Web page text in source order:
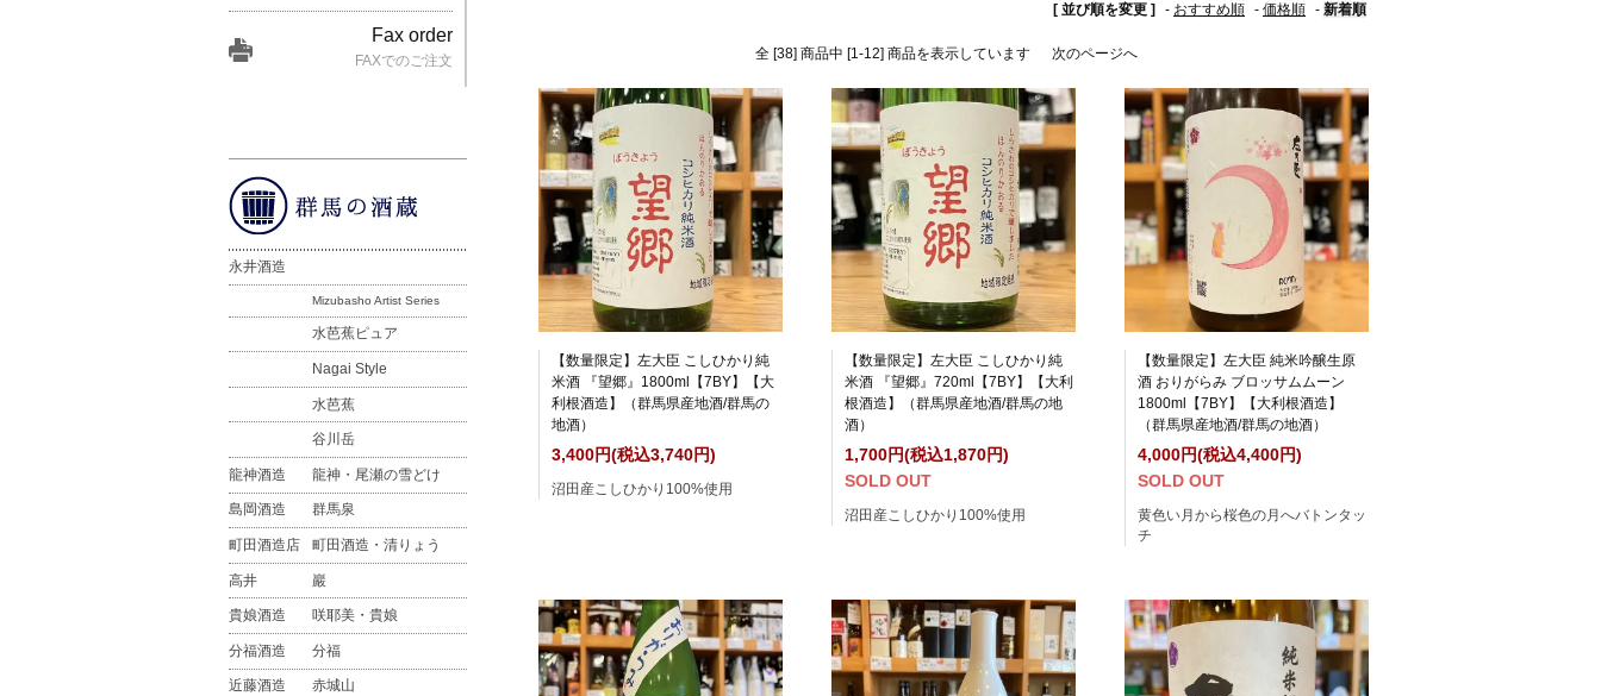
[ 並び順を変更 ] - おすすめ順 - 価格順 - 新着順
全 [38] 商品中 [1-12] 商品を表示しています 次のページへ
【数量限定】左大臣 こしひかり純
米酒 『望郷』1800ml【7BY】【大
利根酒造】（群馬県産地酒/群馬の
地酒）
3,400円(税込3,740円)
沼田産こしひかり100%使用
【数量限定】左大臣 こしひかり純
米酒 『望郷』720ml【7BY】【大利
根酒造】（群馬県産地酒/群馬の地
酒）
1,700円(税込1,870円)
SOLD OUT
沼田産こしひかり100%使用
【数量限定】左大臣 純米吟醸生原
酒 おりがらみ ブロッサムムーン
1800ml【7BY】【大利根酒造】
（群馬県産地酒/群馬の地酒）
4,000円(税込4,400円)
SOLD OUT
黄色い月から桜色の月へバトンタッ
チ
Fax order
FAXでのご注文
永井酒造
Mizubasho Artist Series
水芭蕉ピュア
Nagai Style
水芭蕉
谷川岳
龍神酒造 龍神・尾瀬の雪どけ
島岡酒造 群馬泉
町田酒造店 町田酒造・清りょう
高井 巖
貴娘酒造 咲耶美・貴娘
分福酒造 分福
近藤酒造 赤城山